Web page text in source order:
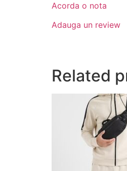
Acorda o nota
Adauga un review
Related